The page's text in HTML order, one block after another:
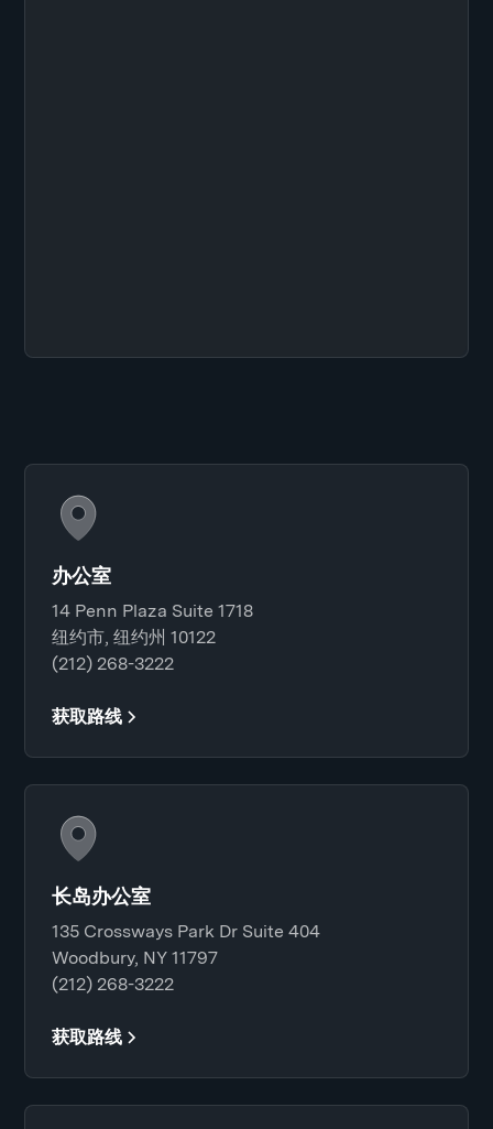
办公室
14 Penn Plaza Suite 1718
纽约市, 纽约州 10122
(212) 268-3222
获取路线
长岛办公室
135 Crossways Park Dr Suite 404
Woodbury, NY 11797
(212) 268-3222
获取路线